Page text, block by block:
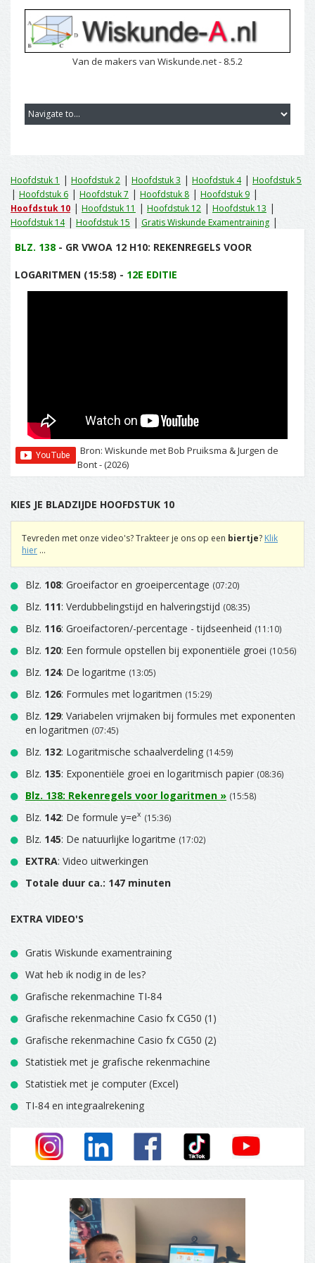
Van de makers van Wiskunde.net - 8.5.2
Hoofdstuk 1 | Hoofdstuk 2 | Hoofdstuk 3 | Hoofdstuk 4| Hoofdstuk 5
| Hoofdstuk 6 | Hoofdstuk 7 | Hoofdstuk 8 | Hoofdstuk 9 |
Hoofdstuk 10 | Hoofdstuk 11 | Hoofdstuk 12 | Hoofdstuk 13 |
Hoofdstuk 14| Hoofdstuk 15 | Gratis Wiskunde Examentraining |
BLZ. 138 - GR VWOA 12 H10: REKENREGELS VOOR
LOGARITMEN (15:58) - 12E EDITIE
Bron: Wiskunde met Bob Pruiksma & Jurgen de
Bont - (2026)
KIES JE BLADZIJDE HOOFDSTUK 10
Tevreden met onze video's? Trakteer je ons op een biertje? Klik
hier ...
Blz. 108: Groeifactor en groeipercentage (07:20)
Blz. 111: Verdubbelingstijd en halveringstijd (08:35)
Blz. 116: Groeifactoren/-percentage - tijdseenheid (11:10)
Blz. 120: Een formule opstellen bij exponentiële groei (10:56)
Blz. 124: De logaritme (13:05)
Blz. 126: Formules met logaritmen (15:29)
Blz. 129: Variabelen vrijmaken bij formules met exponenten
en logaritmen (07:45)
Blz. 132: Logaritmische schaalverdeling (14:59)
Blz. 135: Exponentiële groei en logaritmisch papier (08:36)
Blz. 138: Rekenregels voor logaritmen » (15:58)
Blz. 142: De formule y=ex (15:36)
Blz. 145: De natuurlijke logaritme (17:02)
EXTRA: Video uitwerkingen
Totale duur ca.: 147 minuten
EXTRA VIDEO'S
Gratis Wiskunde examentraining
Wat heb ik nodig in de les?
Grafische rekenmachine TI-84
Grafische rekenmachine Casio fx CG50 (1)
Grafische rekenmachine Casio fx CG50 (2)
Statistiek met je grafische rekenmachine
Statistiek met je computer (Excel)
TI-84 en integraalrekening